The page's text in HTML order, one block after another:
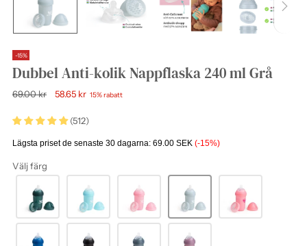
-15%
Dubbel Anti-kolik Nappflaska 240 ml Grå
Ordinarie
69.00 kr 58.65 kr 15% rabatt
(512)
Lägsta priset de senaste 30 dagarna: 69.00 SEK (-15%)
Välj färg